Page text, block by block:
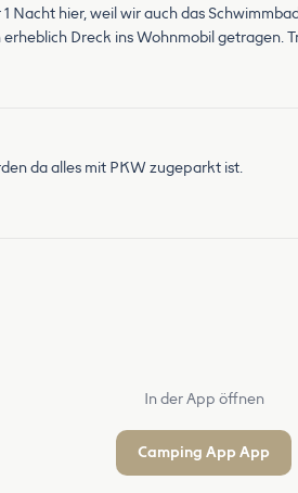
Nacht hier, weil wir auch das
Dreck ins Wohnmobil getragen.
da alles mit PKW zugeparkt ist.
In der App öffnen
Camping App App